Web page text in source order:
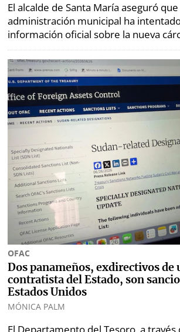
El alcalde de Santa María aseguró que
administración municipal ha
información oficial sobre la nueva
OFAC
Dos panameños, exdirectivos de
contratista del Estado, son
Estados Unidos
MÓNICA PALM